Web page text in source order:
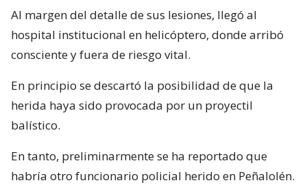
Al margen del detalle de sus lesiones, llegó al
hospital institucional en helicóptero, donde arribó
consciente y fuera de riesgo vital.
En principio se descartó la posibilidad de que la
herida haya sido provocada por un proyectil
balístico.
En tanto, preliminarmente se ha reportado que
habría otro funcionario policial herido en Peñalolén.